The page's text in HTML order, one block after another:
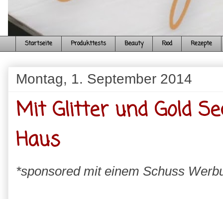
Startseite Produkttests Beauty Food Rezepte
Montag, 1. September 2014
Mit Glitter und Gold
Haus
*sponsored mit einem Schuss